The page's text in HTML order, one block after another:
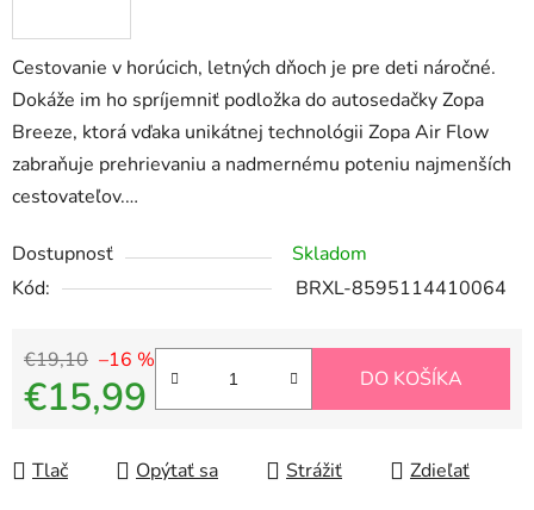
Cestovanie v horúcich, letných dňoch je pre deti náročné.
Dokáže im ho spríjemniť podložka do autosedačky Zopa
Breeze, ktorá vďaka unikátnej technológii Zopa Air Flow
zabraňuje prehrievaniu a nadmernému poteniu najmenších
cestovateľov.…
Dostupnosť
Skladom
Kód:
BRXL-8595114410064
€19,10 –16 %
€15,99 DO KOŠÍKA
Tlač Opýtať sa Strážiť Zdieľať